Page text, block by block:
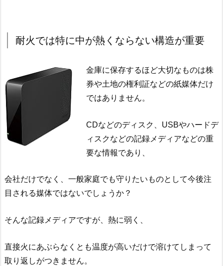
耐火では特に中が熱くならない構造が重要
金庫に保存するほど大切なものは株
券や土地の権利証などの紙媒体だけ
ではありません。
CDなどのディスク、USBやハードデ
ィスクなどの記録メディアなどの重
要な情報であり、
会社だけでなく、一般家庭でも守りたいものとして今後注
目される媒体ではないでしょうか？
そんな記録メディアですが、熱に弱く、
直接火にあぶらなくとも温度が高いだけで溶けてしまって
取り返しがつきません。